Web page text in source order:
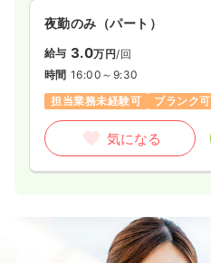
夜勤のみ（パート）
給与 3.0万円/回
時間 16:00～9:30
担当業務未経験可
ブランク可
気になる